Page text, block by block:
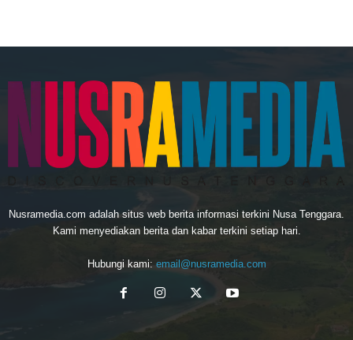
Nusramedia.com adalah situs web berita informasi terkini Nusa Tenggara.
Kami menyediakan berita dan kabar terkini setiap hari.
Hubungi kami: email@nusramedia.com